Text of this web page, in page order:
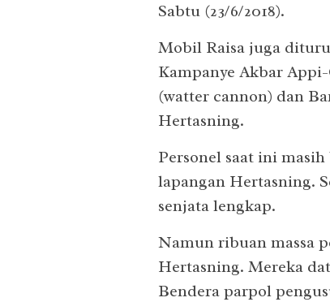
Sabtu (23/6/2018).
Mobil Raisa juga
Kampanye Akbar
(watter cannon) dan
Hertasning.
Personel saat ini
lapangan Hertasning.
senjata lengkap.
Namun ribuan massa
Hertasning. Mereka
Bendera parpol